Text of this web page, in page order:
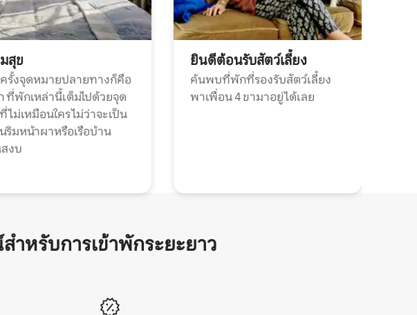
สุข
รั้งจุดหมายปลายทางก็คือ
ที่พักเหล่านี้เต็มไปด้วยจุด
ไม่เหมือนใคร ไม่ว่าจะเป็น
ริมหน้าผาหรือเรือบ้าน
งบ
ยินดีต้อนรับสัตว์เลี้ยง
ค้นพบที่พักที่รองรับสัตว์เลี้ยง
พาเพื่อน 4 ขามาอยู่ได้เลย
ำหรับการเข้าพักระยะยาว